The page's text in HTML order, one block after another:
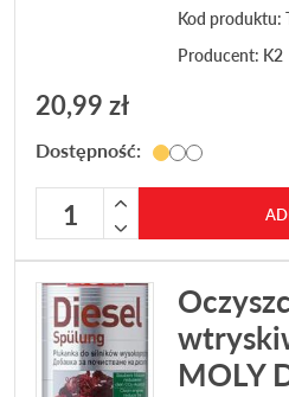
Kod produktu:
Producent: K2
20,99zł
Dostępność:
Dodatek do czyszczenia
MOLY